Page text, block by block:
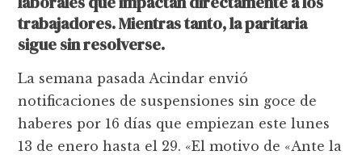
trabajadores. Mientras tanto, la paritaria
sigue sin resolverse.
La semana pasada Acindar envió
notificaciones de suspensiones sin goce de
haberes por 16 días que empiezan este lunes
13 de enero hasta el 29. «El motivo de «Ante la